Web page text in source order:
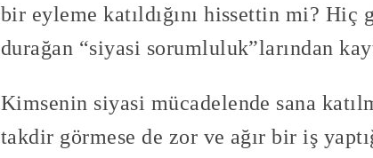
bir eyleme katıldığını hissettin mi? Hiç
durağan “siyasi sorumluluk”larından
Kimsenin siyasi mücadelende sana
takdir görmese de zor ve ağır bir iş